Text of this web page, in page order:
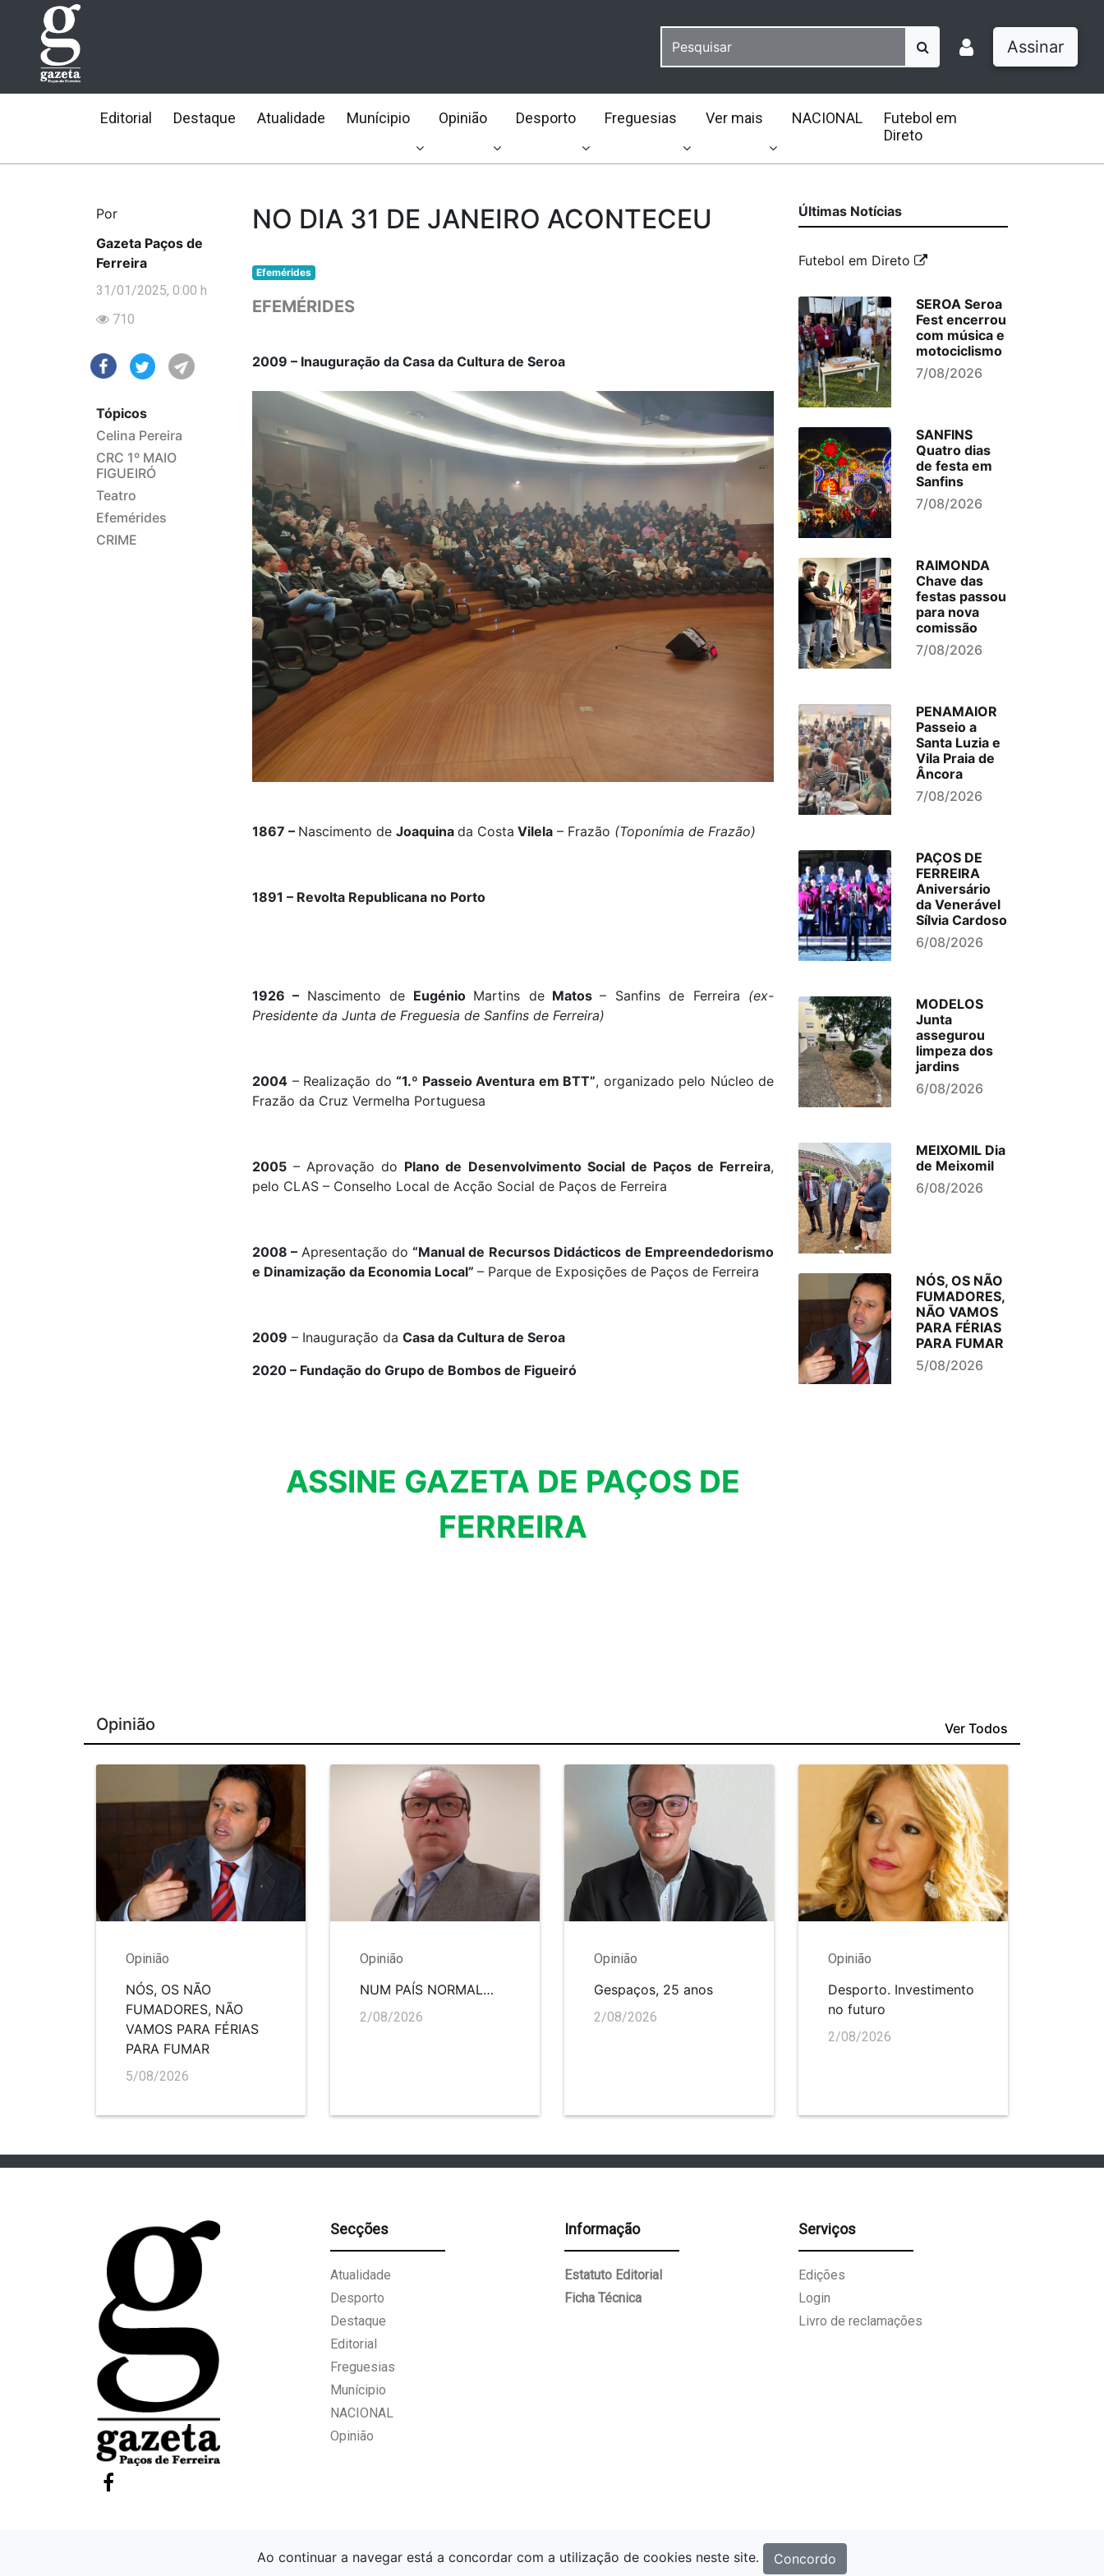
Assinar
Editorial Destaque Atualidade Munícipio Opinião Desporto Freguesias Ver mais NACIONAL
Futebol em
Direto
Por
Gazeta Paços de
Ferreira
31/01/2025, 0:00 h
710
Tópicos
Celina Pereira
CRC 1º MAIO
FIGUEIRÓ
Teatro
Efemérides
CRIME
NO DIA 31 DE JANEIRO ACONTECEU
Efemérides
EFEMÉRIDES
2009 – Inauguração da Casa da Cultura de Seroa
1867 – Nascimento de Joaquina da Costa Vilela – Frazão (Toponímia de Frazão)
1891 – Revolta Republicana no Porto
1926 – Nascimento de Eugénio Martins deMatos– Sanfins de Ferreira (ex-
Presidente da Junta de Freguesia de Sanfins de Ferreira)
2004 – Realização do “1.º Passeio Aventura em BTT”, organizado pelo Núcleo de
Frazão da Cruz Vermelha Portuguesa
2005 – Aprovação do Plano de Desenvolvimento Social de Paços de Ferreira,
pelo CLAS – Conselho Local de Acção Social de Paços de Ferreira
2008 – Apresentação do “Manual de Recursos Didácticos de Empreendedorismo
e Dinamização da Economia Local” – Parque de Exposições de Paços de Ferreira
2009 – Inauguração da Casa da Cultura de Seroa
2020 – Fundação do Grupo de Bombos de Figueiró
ASSINE GAZETA DE PAÇOS DE
FERREIRA
Últimas Notícias
Futebol em Direto
SEROA Seroa
Fest encerrou
com música e
motociclismo
7/08/2026
SANFINS
Quatro dias
de festa em
Sanfins
7/08/2026
RAIMONDA
Chave das
festas passou
para nova
comissão
7/08/2026
PENAMAIOR
Passeio a
Santa Luzia e
Vila Praia de
Âncora
7/08/2026
PAÇOS DE
FERREIRA
Aniversário
da Venerável
Sílvia Cardoso
6/08/2026
MODELOS
Junta
assegurou
limpeza dos
jardins
6/08/2026
MEIXOMIL Dia
de Meixomil
6/08/2026
NÓS, OS NÃO
FUMADORES,
NÃO VAMOS
PARA FÉRIAS
PARA FUMAR
5/08/2026
Opinião Ver Todos
Opinião
NÓS, OS NÃO
FUMADORES, NÃO
VAMOS PARA FÉRIAS
PARA FUMAR
5/08/2026
Opinião
NUM PAÍS NORMAL…
2/08/2026
Opinião
Gespaços, 25 anos
2/08/2026
Opinião
Desporto. Investimento
no futuro
2/08/2026
Secções
Atualidade
Desporto
Destaque
Editorial
Freguesias
Munícipio
NACIONAL
Opinião
Informação
Estatuto Editorial
Ficha Técnica
Serviços
Edições
Login
Livro de reclamações
Gazeta Paços de Ferreira.Todos os direitos reservados.
Ao continuar a navegar está a concordar com a utilização de cookies neste site. Concordo